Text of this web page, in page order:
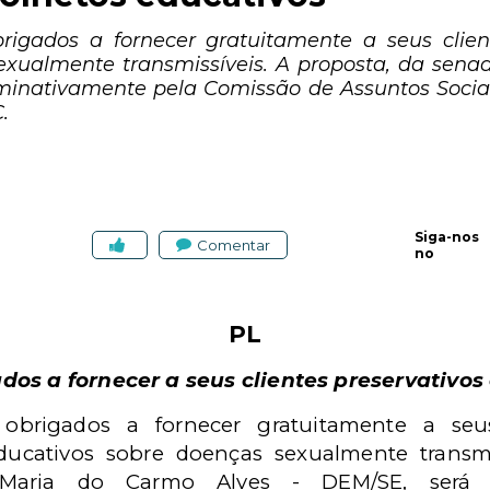
a fornecer gratuitamente a seus
transmissíveis. A proposta, da
pela Comissão de Assuntos
Comentar
Siga-nos
no
PL
a fornecer a seus clientes
a fornecer gratuitamente a
sobre doenças sexualmente
do Carmo Alves - DEM/SE, será